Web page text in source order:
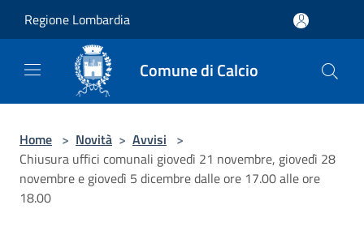
Regione Lombardia
Comune di Calcio
Home > Novità > Avvisi >
Chiusura uffici comunali giovedì 21 novembre, giovedì 28
novembre e giovedì 5 dicembre dalle ore 17.00 alle ore
18.00